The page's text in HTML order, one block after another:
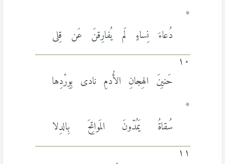
*
دُعاءَ نِساءٍ لَم يُفارِقنَ عَن قِلى
١٠
حَنيِنَ الهِجانِ الأُدمِ نادى بِوِرْدِها
*
سُقاةُ يَمُدّونَ المَواتِحَ بِالدِلا
١١